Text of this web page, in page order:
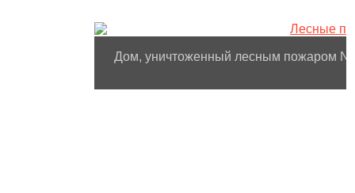
Дом, уничтоженный лесным пожаром